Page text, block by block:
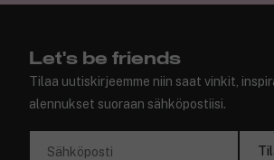
Let's be friends
Tilaa uutiskirjeemme niin saat vinkit,
alennukset suoraan sähköpostiisi.
Sähköposti